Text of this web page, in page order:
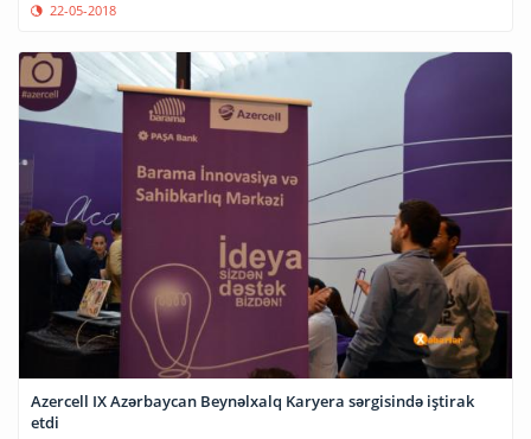
22-05-2018
Azercell IX Azərbaycan Beynəlxalq Karyera sərgisində iştirak
etdi